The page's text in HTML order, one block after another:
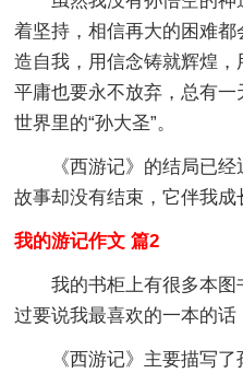
着坚持，相信再大的困难
造自我，用信念铸就辉煌
平庸也要永不放弃，总有一
世界里的“孙大圣”。
《西游记》的结局已
故事却没有结束，它伴我
我的游记作文 篇2
我的书柜上有很多本
过要说我最喜欢的一本的话
《西游记》主要描写